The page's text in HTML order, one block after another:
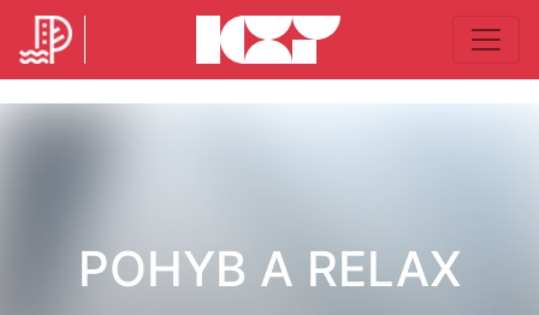
POHYB A RELAX